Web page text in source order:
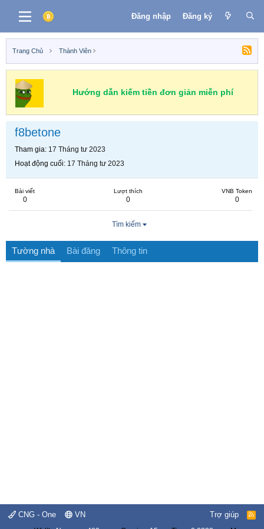
Đăng nhập Đăng ký
Trang Chủ Thành Viên
Hướng dẫn kiếm tiền đơn giản miễn phí
f8betone
Tham gia 17 Tháng tư 2023
Hoạt động cuối 17 Tháng tư 2023
Bài viết
0
Lượt thích
0
VNB Token
0
Tìm kiếm
Tường nhà Bài đăng Thông tin
CNG - One VN Trợ giúp
R